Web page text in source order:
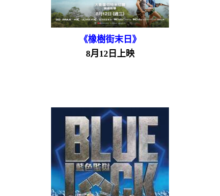
《橡樹街末日》
8月12日上映